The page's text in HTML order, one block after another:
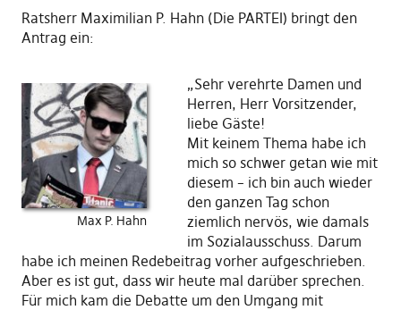
Ratsherr Maximilian P. Hahn (Die PARTEI) bringt den
Antrag ein:
Max P. Hahn
„Sehr verehrte Damen und
Herren, Herr Vorsitzender,
liebe Gäste!
Mit keinem Thema habe ich
mich so schwer getan wie mit
diesem – ich bin auch wieder
den ganzen Tag schon
ziemlich nervös, wie damals
im Sozialausschuss. Darum
habe ich meinen Redebeitrag vorher aufgeschrieben.
Aber es ist gut, dass wir heute mal darüber sprechen.
Für mich kam die Debatte um den Umgang mit